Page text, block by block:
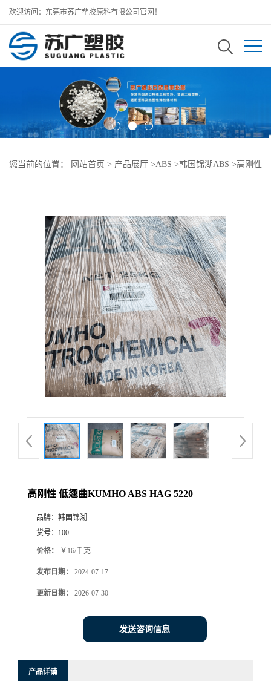
欢迎访问：东莞市苏广塑胶原料有限公司官网！
您当前的位置： 网站首页 > 产品展厅 >ABS >韩国锦湖ABS >高刚性
高刚性 低翘曲KUMHO ABS HAG 5220
品牌： 韩国锦湖
货号： 100
价格： ￥16/千克
发布日期： 2024-07-17
更新日期： 2026-07-30
发送咨询信息
产品详请